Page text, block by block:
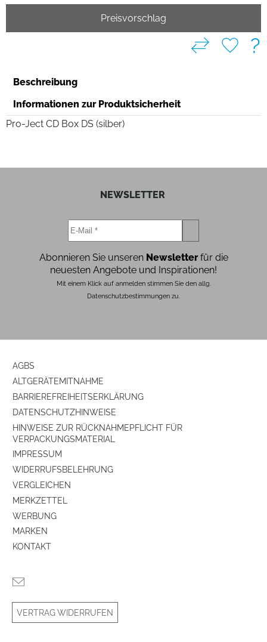
Preisvorschlag
?
Beschreibung
Informationen zur Produktsicherheit
Pro-Ject CD Box DS (silber)
NEWSLETTER
Abonnieren Sie unseren Newsletterfür die
neuesten Angebote und Inspirationen!
Mit einem Klick auf anmelden stimmen Sie den allg.
Datenschutzbestimmungen zu.
AGBS
ALTGERÄTEMITNAHME
BARRIEREFREIHEITSERKLÄRUNG
DATENSCHUTZHINWEISE
HINWEISE ZUR RÜCKNAHMEPFLICHT FÜR
VERPACKUNGSMATERIAL
IMPRESSUM
WIDERRUFSBELEHRUNG
VERGLEICHEN
MERKZETTEL
WERBUNG
MARKEN
KONTAKT
VERTRAG WIDERRUFEN